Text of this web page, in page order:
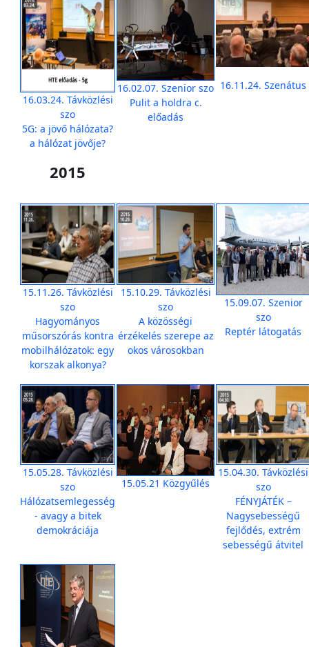
16.03.24. Távközlési
szo
5G: a jövő hálózata?
a hálózat jövője?
16.02.07. Szenior szo
Pulit a holdra c.
előadás
16.11.24. Szenátus
2015
15.11.26. Távközlési
szo
Hagyományos
műsorszórás kontra
mobilhálózatok: egy
korszak alkonya?
15.10.29. Távközlési
szo
A közösségi
érzékelés szerepe az
okos városokban
15.09.07. Szenior
szo
Reptér látogatás
15.05.28. Távközlési
szo
Hálózatsemlegesség
- avagy a bitek
demokráciája
15.05.21 Közgyűlés
15.04.30. Távközlési
szo
FÉNYJÁTÉK –
Nagysebességű
fejlődés, extrém
sebességű átvitel